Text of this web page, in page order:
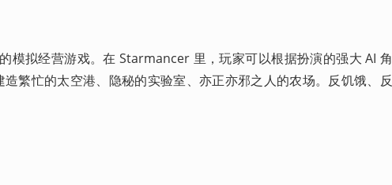
模拟经营游戏。在 Starmancer 里，玩家可以根据扮演的强大 AI 角
繁忙的太空港、隐秘的实验室、亦正亦邪之人的农场。反饥饿、反